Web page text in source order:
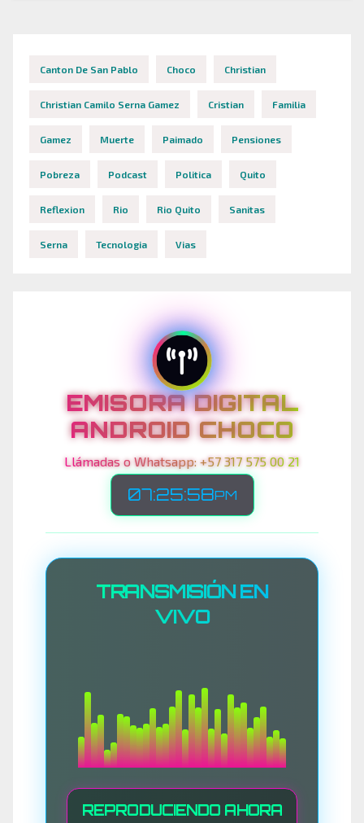
Canton De San Pablo Choco Christian
Christian Camilo Serna Gamez Cristian Familia
Gamez Muerte Paimado Pensiones
Pobreza Podcast Politica Quito
Reflexion Rio Rio Quito Sanitas
Serna Tecnologia Vias
EMISORA DIGITAL
ANDROID CHOCO
Llámadas o Whatsapp: +57 317 575 00 21
07:26:00PM
TRANSMISIÓN EN
VIVO
REPRODUCIENDO AHORA